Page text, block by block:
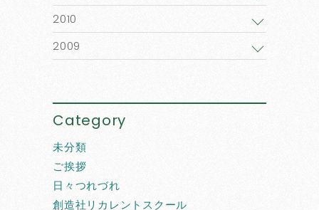
2010
2009
Category
未分類
ご挨拶
日々つれづれ
創造社リカレントスクール